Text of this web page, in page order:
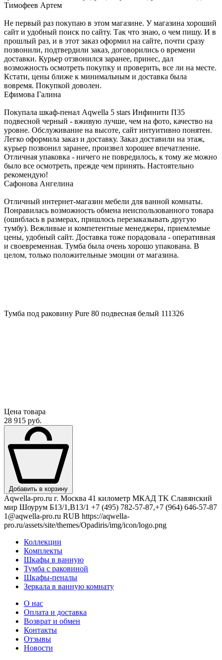
Тимофеев Артем
Не первый раз покупаю в этом магазине. У магазина хороший
сайт и удобный поиск по сайту. Так что знаю, о чем пишу. И в
прошлый раз, и в этот заказ оформил на сайте, почти сразу
позвонили, подтвердили заказ, договорились о времени
доставки. Курьер отзвонился заранее, принес, дал
возможность осмотреть покупку и проверить, все ли на месте.
Кстати, цены ближе к минимальным и доставка была
вовремя. Покупкой доволен.
Ефимова Галина
Покупала шкаф-пенал Aqwella 5 stars Инфинити П35
подвесной черный - вживую лучше, чем на фото, качество на
уровне. Обслуживание на высоте, сайт интуитивно понятен.
Легко оформила заказ и доставку. Заказ доставили на этаж,
курьер позвонил заранее, произвел хорошее впечатление.
Отличная упаковка - ничего не повредилось, к тому же можно
было все осмотреть, прежде чем принять. Настоятельно
рекомендую!
Сафонова Ангелина
Отличный интернет-магазин мебели для ванной комнаты.
Понравилась возможность обмена неиспользованного товара
(ошиблась в размерах, пришлось перезаказывать другую
тумбу). Вежливые и компетентные менеджеры, приемлемые
цены, удобный сайт. Доставка тоже порадовала - оперативная
и своевременная. Тумба была очень хорошо упакована. В
целом, только положительные эмоции от магазина.
Тумба под раковину Pure 80 подвесная белый 111326
Цена товара
28 915 руб.
Добавить в корзину
Aqwella-pro.ru г. Москва 41 километр МКАД TK Славянский
мир Шоурум Б13/1,В13/1 +7 (495) 782-57-87,+7 (964) 646-57-87
1@aqwella-pro.ru RUB https://aqwella-
pro.ru/assets/site/themes/Opadiris/img/icon/logo.png
Коллекции
Комплекты
Шкафы в ванную
Тумба с раковиной
Шкафы-пеналы
Зеркала в ванную комнату
О нас
Оплата и доставка
Возврат и обмен
Контакты
Отзывы
Новости